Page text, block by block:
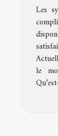
Les
le